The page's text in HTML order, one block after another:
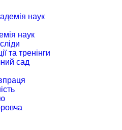
наук
наук
та тренінги
сад